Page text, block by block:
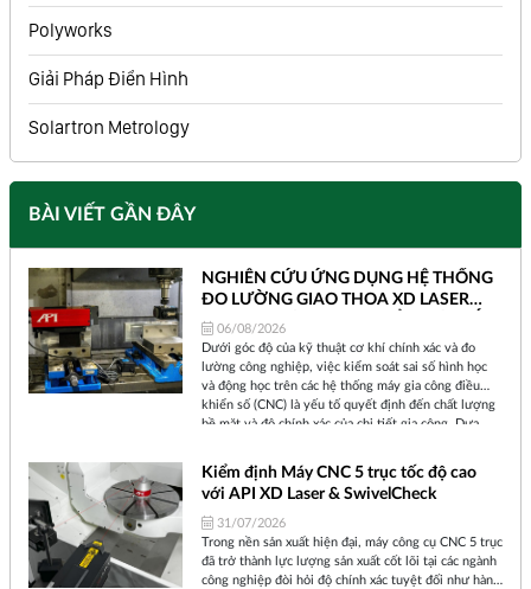
Polyworks
Giải Pháp Điển Hình
Solartron Metrology
BÀI VIẾT GẦN ĐÂY
NGHIÊN CỨU ỨNG DỤNG HỆ THỐNG
ĐO LƯỜNG GIAO THOA XD LASER
CỦA API GIÚP HIỆU CHUẨN MÁY CẮT
LASER CNC
06/08/2026
Dưới góc độ của kỹ thuật cơ khí chính xác và đo
lường công nghiệp, việc kiểm soát sai số hình học
và động học trên các hệ thống máy gia công điều
khiển số (CNC) là yếu tố quyết định đến chất lượng
bề mặt và độ chính xác của chi tiết gia công. Dựa
định tại Công ty MS, dưới đây là báo cáo phân tích
kỹ thuật về việc ứng dụng hệ thống giao thoa laser
trong tối ưu hóa sai số máy CNC.
Kiểm định Máy CNC 5 trục tốc độ cao
với API XD Laser & SwivelCheck
31/07/2026
Trong nền sản xuất hiện đại, máy công cụ CNC 5 trục
đã trở thành lực lượng sản xuất cốt lõi tại các ngành
công nghiệp đòi hỏi độ chính xác tuyệt đối như hàng